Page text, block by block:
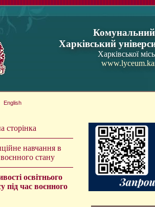
Харківський
Харківської
English
сторінка
навчання в
стану
освітнього
під час воєнного